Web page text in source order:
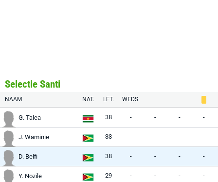
Selectie Santi
NAAM NAT. LFT. WEDS.
G. Talea 38 - - - -
J. Waminie 33 - - - -
D. Belfi 38 - - - -
Y. Nozile 29 - - - -